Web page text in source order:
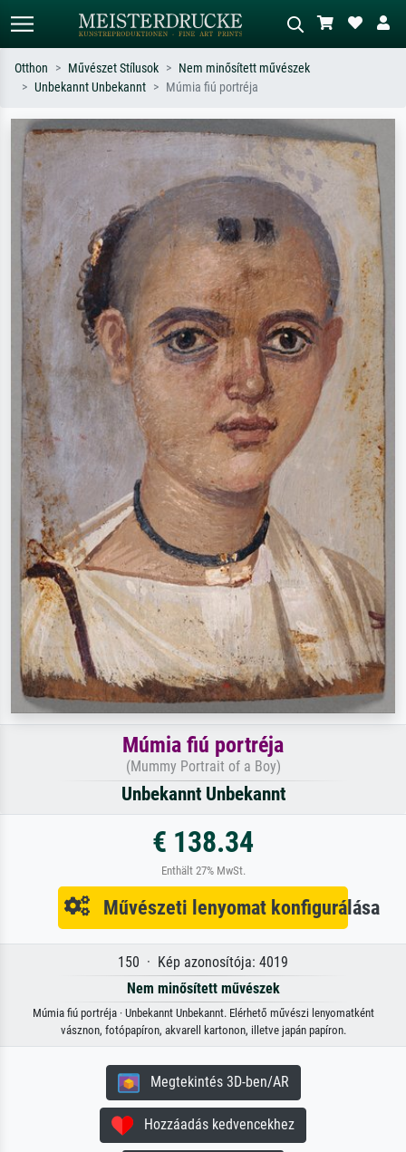
Keressen művész, műcím vagy stílus
szerint – pl. Monet, Csillagos éj,
impresszionizmus, Hokusai-hullám,
Írja le a jelenetet – pl. zöld rét, sok
piros absztrakt, sötét olajkép, álló akt
egy fa mellett.
Otthon Művészet Stílusok
Nem minősített művészek
Unbekannt Unbekannt
Múmia fiú portréja
Múmia fiú portréja
(Mummy Portrait of a Boy)
Unbekannt Unbekannt
€ 138.34
Enthält 27% MwSt.
Művészeti lenyomat konfigurálása
150 · Kép azonosítója: 4019
Nem minősített művészek
Múmia fiú portréja · Unbekannt Unbekannt. Elérhető művészi lenyomatként
vásznon, fotópapíron, akvarell kartonon, illetve japán papíron.
Megtekintés 3D-ben/AR
Hozzáadás kedvencekhez